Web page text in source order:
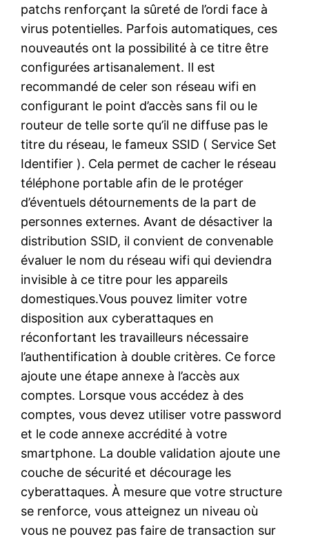
patchs renforçant la sûreté de l’ordi face à
virus potentielles. Parfois automatiques, ces
nouveautés ont la possibilité à ce titre être
configurées artisanalement. Il est
recommandé de celer son réseau wifi en
configurant le point d’accès sans fil ou le
routeur de telle sorte qu’il ne diffuse pas le
titre du réseau, le fameux SSID ( Service Set
Identifier ). Cela permet de cacher le réseau
téléphone portable afin de le protéger
d’éventuels détournements de la part de
personnes externes. Avant de désactiver la
distribution SSID, il convient de convenable
évaluer le nom du réseau wifi qui deviendra
invisible à ce titre pour les appareils
domestiques.Vous pouvez limiter votre
disposition aux cyberattaques en
réconfortant les travailleurs nécessaire
l’authentification à double critères. Ce force
ajoute une étape annexe à l’accès aux
comptes. Lorsque vous accédez à des
comptes, vous devez utiliser votre password
et le code annexe accrédité à votre
smartphone. La double validation ajoute une
couche de sécurité et décourage les
cyberattaques. À mesure que votre structure
se renforce, vous atteignez un niveau où
vous ne pouvez pas faire de transaction sur